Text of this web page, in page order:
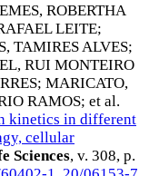
ROBERTHA
LEITE;
TAMIRES ALVES;
RUI MONTEIRO
; MARICATO,
RAMOS; et al.
kinetics in different
cellular
Sciences, v. 308, p.